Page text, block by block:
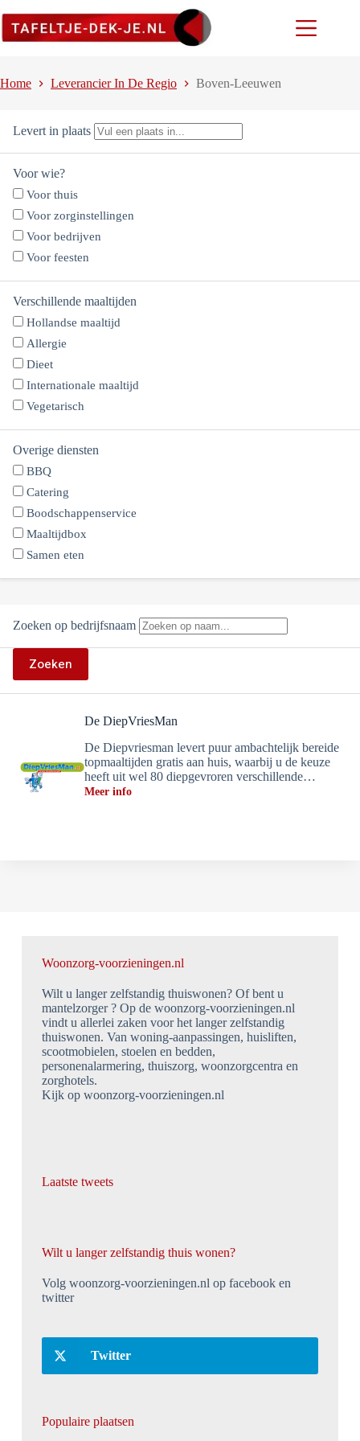
naar
Home Leverancier In De Regio Boven-Leeuwen
Levert in plaats
Voor wie?
Voor thuis
Voor zorginstellingen
Voor bedrijven
Voor feesten
Verschillende maaltijden
Hollandse maaltijd
Allergie
Dieet
Internationale maaltijd
Vegetarisch
Overige diensten
BBQ
Catering
Boodschappenservice
Maaltijdbox
Samen eten
Zoeken op bedrijfsnaam
Zoeken
De DiepVriesMan
De Diepvriesman levert puur ambachtelijk bereide
topmaaltijden gratis aan huis, waarbij u de keuze
heeft uit wel 80 diepgevroren verschillende…
Meer info
Woonzorg-voorzieningen.nl
Wilt u langer zelfstandig thuiswonen? Of bent u
mantelzorger ? Op de woonzorg-voorzieningen.nl
vindt u allerlei zaken voor het langer zelfstandig
thuiswonen. Van woning-aanpassingen, huisliften,
scootmobielen, stoelen en bedden,
personenalarmering, thuiszorg, woonzorgcentra en
zorghotels.
Kijk op woonzorg-voorzieningen.nl
Laatste tweets
Wilt u langer zelfstandig thuis wonen?
Volg woonzorg-voorzieningen.nl op facebook en
twitter
Twitter
Populaire plaatsen